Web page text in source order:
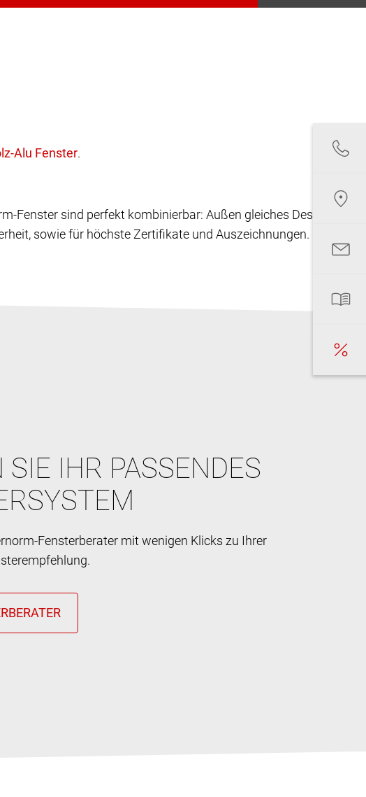
.
Fenster sind perfekt kombinierbar: Außen gleiches Design,
sowie für höchste Zertifikate und Auszeichnungen.
SIE IHR PASSENDES
Fensterberater mit wenigen Klicks zu Ihrer